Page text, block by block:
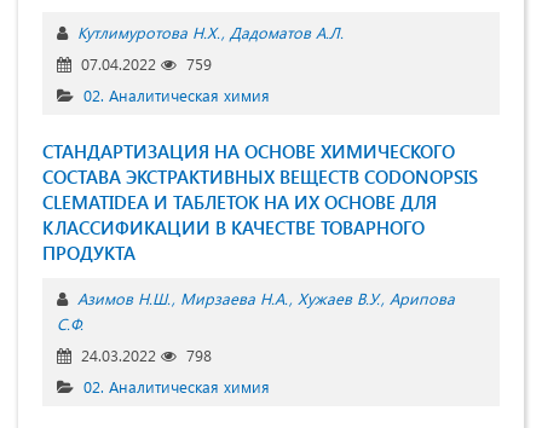
Кутлимуротова Н.Х. Дадоматов А.Л.
07.04.2022
759
02. Аналитическая химия
СТАНДАРТИЗАЦИЯ НА ОСНОВЕ ХИМИЧЕСКОГО
СОСТАВА ЭКСТРАКТИВНЫХ ВЕЩЕСТВ СODONOPSIS
CLЕMATIDEA И ТАБЛЕТОК НА ИХ ОСНОВЕ ДЛЯ
КЛАССИФИКАЦИИ В КАЧЕСТВЕ ТОВАРНОГО
ПРОДУКТА
Азимов Н.Ш. Мирзаева Н.А. Хужаев В.У. Арипова
С.Ф.
24.03.2022
798
02. Аналитическая химия